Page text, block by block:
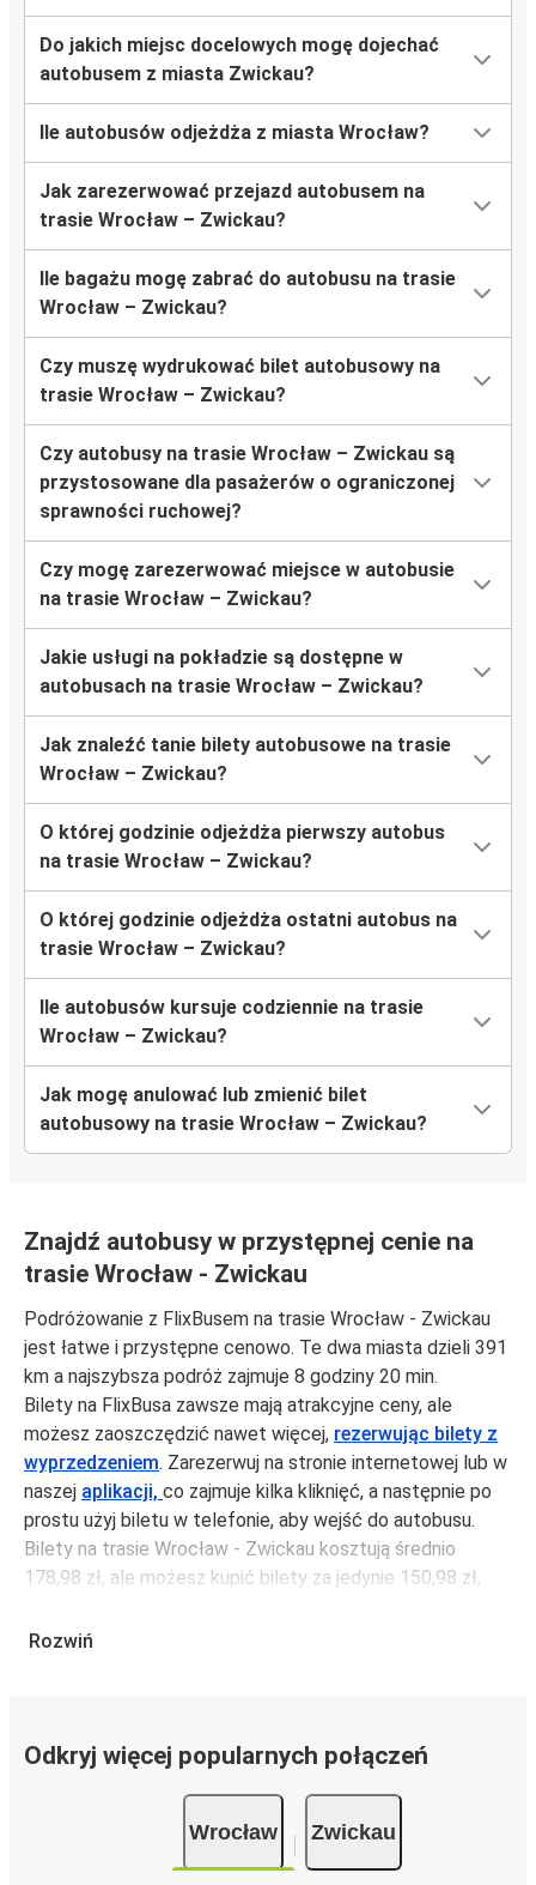
Do jakich miejsc docelowych mogę dojechać
autobusem z miasta Zwickau?
Ile autobusów odjeżdża z miasta Wrocław?
Jak zarezerwować przejazd autobusem na
trasie Wrocław – Zwickau?
Ile bagażu mogę zabrać do autobusu na trasie
Wrocław – Zwickau?
Czy muszę wydrukować bilet autobusowy na
trasie Wrocław – Zwickau?
Czy autobusy na trasie Wrocław – Zwickau są
przystosowane dla pasażerów o ograniczonej
sprawności ruchowej?
Czy mogę zarezerwować miejsce w autobusie
na trasie Wrocław – Zwickau?
Jakie usługi na pokładzie są dostępne w
autobusach na trasie Wrocław – Zwickau?
Jak znaleźć tanie bilety autobusowe na trasie
Wrocław – Zwickau?
O której godzinie odjeżdża pierwszy autobus
na trasie Wrocław – Zwickau?
O której godzinie odjeżdża ostatni autobus na
trasie Wrocław – Zwickau?
Ile autobusów kursuje codziennie na trasie
Wrocław – Zwickau?
Jak mogę anulować lub zmienić bilet
autobusowy na trasie Wrocław – Zwickau?
Znajdź autobusy w przystępnej cenie na
trasie Wrocław - Zwickau
Podróżowanie z FlixBusem na trasie Wrocław - Zwickau
jest łatwe i przystępne cenowo. Te dwa miasta dzieli 391
km a najszybsza podróż zajmuje 8 godziny 20 min.
Bilety na FlixBusa zawsze mają atrakcyjne ceny, ale
możesz zaoszczędzić nawet więcej, rezerwując bilety z
wyprzedzeniem. Zarezerwuj na stronie internetowej lub w
naszej aplikacji, co zajmuje kilka kliknięć, a następnie po
prostu użyj biletu w telefonie, aby wejść do autobusu.
Bilety na trasie Wrocław - Zwickau kosztują średnio
178,98 zł, ale możesz kupić bilety za jedynie 150,98 zł,
unikając weekendów i świąt. Aby podróżować szybko,
jedynie 8 godziny 20 min.
Podróż autobusemma mniejszy wpływ na środowisko
Rozwiń
Odkryj więcej popularnych połączeń
Wrocław Zwickau